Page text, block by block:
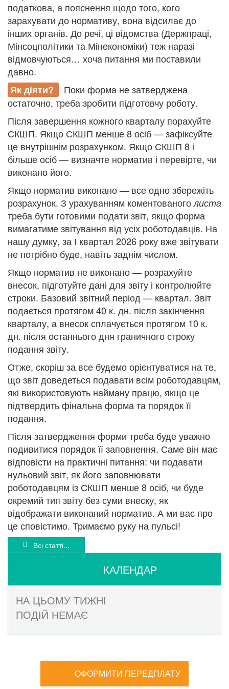
податкова, а пояснення щодо того, кого
зарахувати до нормативу, вона відсилає до
інших органів. До речі, ці відомства (Держпраці,
Мінсоцполітики та Мінекономіки) теж наразі
відмовчуються… хоча питання ми поставили
давно.
Як діяти?
Поки форма не затверджена
остаточно, треба зробити підготовчу роботу.
Після завершення кожного кварталу порахуйте
СКШП. Якщо СКШП менше 8 осіб — зафіксуйте
це внутрішнім розрахунком. Якщо СКШП 8 і
більше осіб — визначте норматив і перевірте, чи
виконано його.
Якщо норматив виконано — все одно збережіть
розрахунок. З урахуванням коментованоголиста
треба бути готовими подати звіт, якщо форма
вимагатиме звітування від усіх роботодавців. На
нашу думку, за І квартал 2026 року вже звітувати
не потрібно буде, навіть заднім числом.
Якщо норматив не виконано — розрахуйте
внесок, підготуйте дані для звіту і контролюйте
строки. Базовий звітний період — квартал. Звіт
подається протягом 40 к. дн. після закінчення
кварталу, а внесок сплачується протягом 10 к.
дн. після останнього дня граничного строку
подання звіту.
Отже, скоріш за все будемо орієнтуватися на те,
що звіт доведеться подавати всім роботодавцям,
які використовують найману працю, якщо це
підтвердить фінальна форма та порядок її
подання.
Після затвердження форми треба буде уважно
подивитися порядок її заповнення. Саме він має
відповісти на практичні питання: чи подавати
нульовий звіт, як його заповнювати
роботодавцям із СКШП менше 8 осіб, чи буде
окремий тип звіту без суми внеску, як
відображати виконаний норматив. А ми вас про
це сповістимо. Тримаємо руку на пульсі!
Всі статті...
КАЛЕНДАР
НА ЦЬОМУ ТИЖНІ
ПОДІЙ НЕМАЄ
ОФОРМИТИ ПЕРЕДПЛАТУ